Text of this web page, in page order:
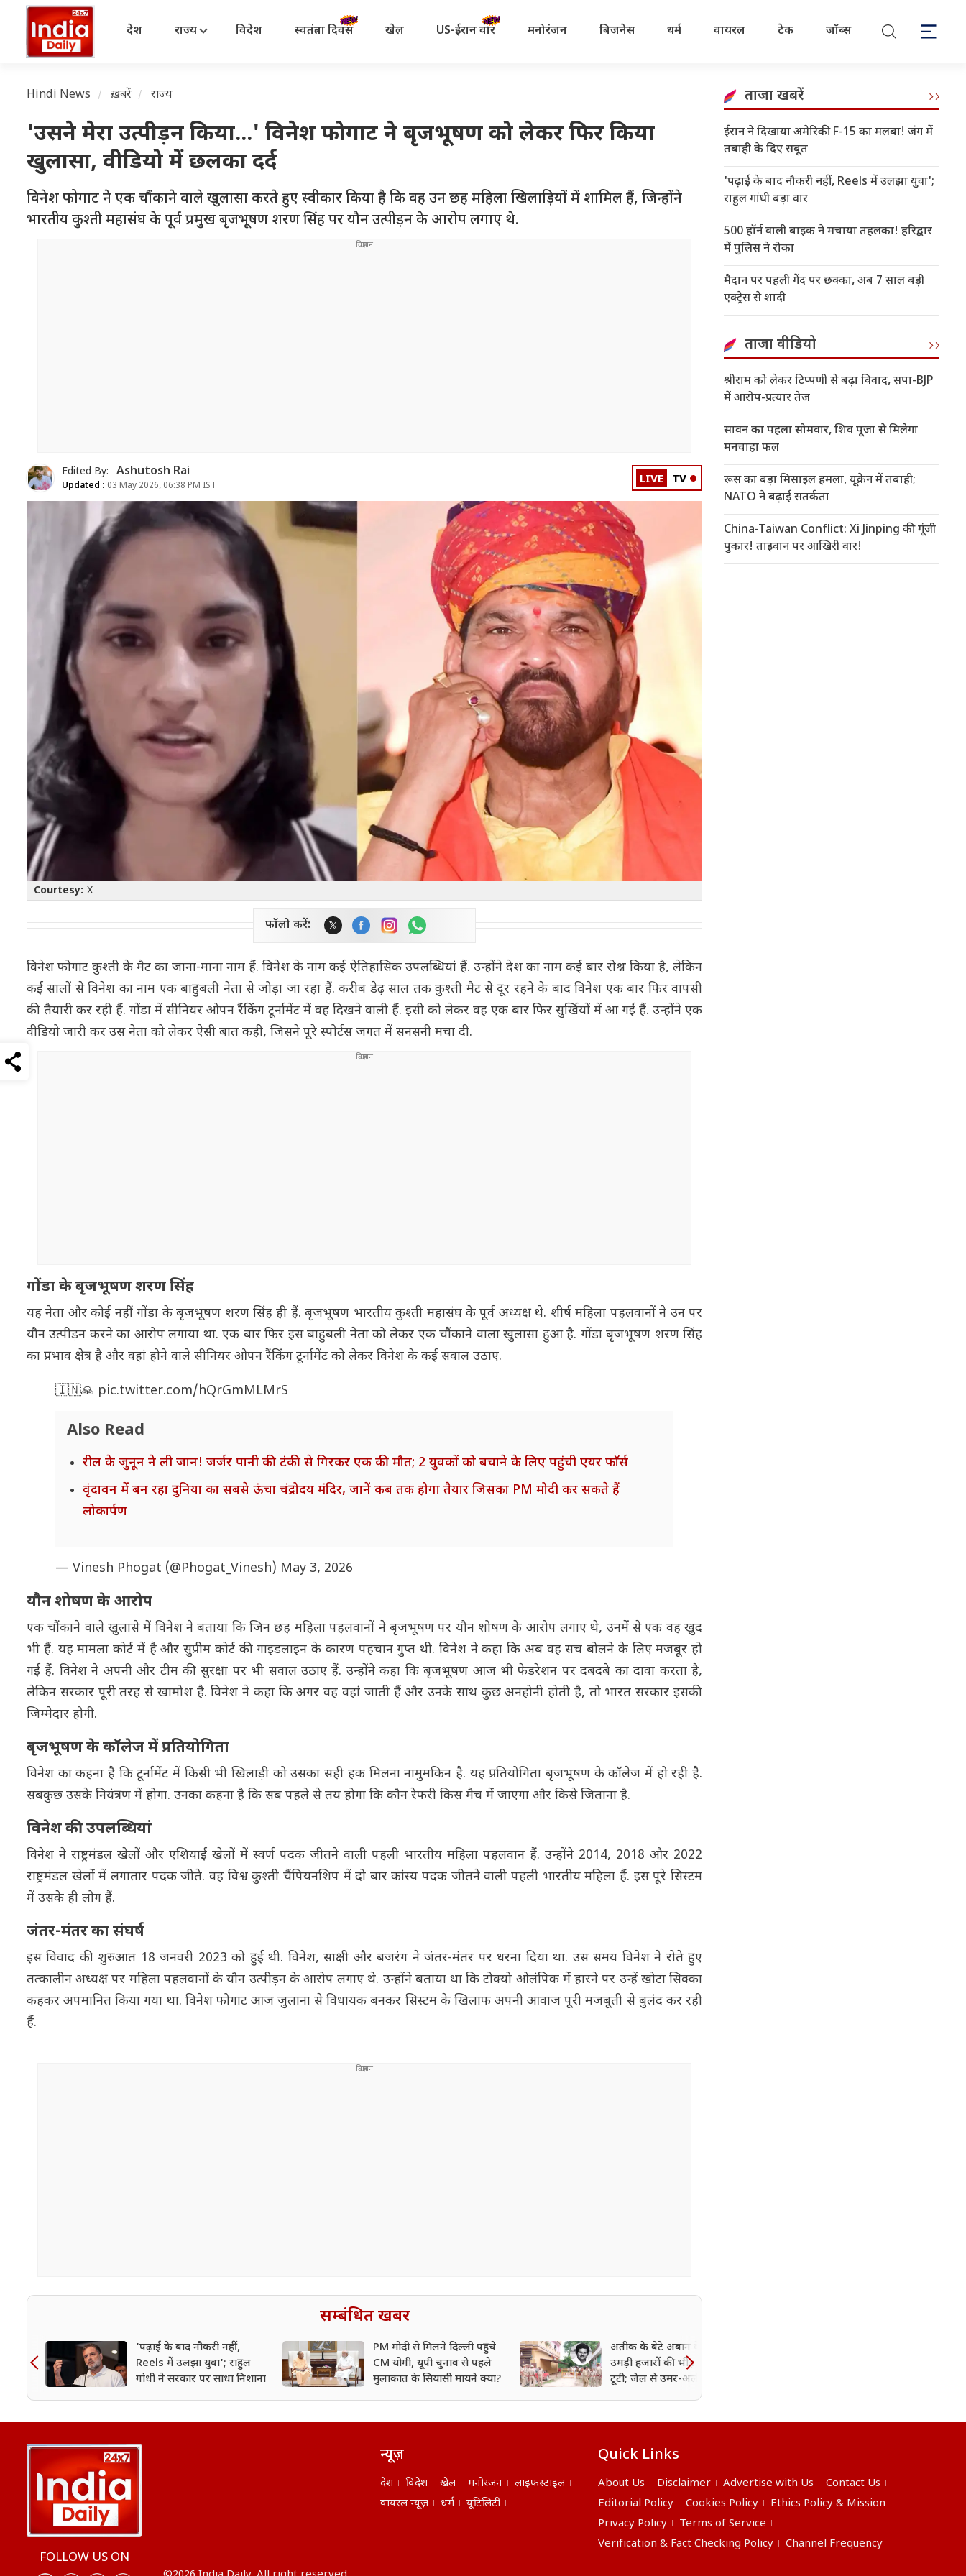
देश राज्य विदेश स्वतंत्रता दिवस खेल US-ईरान वॉर मनोरंजन बिजनेस धर्म वायरल टेक जॉब्स
Hindi News ख़बरें राज्य
'उसने मेरा उत्पीड़न किया...' विनेश फोगाट ने बृजभूषण को लेकर फिर किया
खुलासा, वीडियो में छलका दर्द
विनेश फोगाट ने एक चौंकाने वाले खुलासा करते हुए स्वीकार किया है कि वह उन छह महिला खिलाड़ियों में शामिल हैं, जिन्होंने
भारतीय कुश्ती महासंघ के पूर्व प्रमुख बृजभूषण शरण सिंह पर यौन उत्पीड़न के आरोप लगाए थे.
Edited By: Ashutosh Rai
Updated : 03 May 2026, 06:38 PM IST LIVE TV
Courtesy: X
फॉलो करें:
विनेश फोगाट कुश्ती के मैट का जाना-माना नाम हैं. विनेश के नाम कई ऐतिहासिक उपलब्धियां हैं. उन्होंने देश का नाम कई बार रोश्न किया है, लेकिन
कई सालों से विनेश का नाम एक बाहुबली नेता से जोड़ा जा रहा हैं. करीब डेढ़ साल तक कुश्ती मैट से दूर रहने के बाद विनेश एक बार फिर वापसी
की तैयारी कर रही हैं. गोंडा में सीनियर ओपन रैंकिंग टूर्नामेंट में वह दिखने वाली हैं. इसी को लेकर वह एक बार फिर सुर्खियों में आ गईं हैं. उन्होंने एक
वीडियो जारी कर उस नेता को लेकर ऐसी बात कही, जिसने पूरे स्पोर्टस जगत में सनसनी मचा दी.
गोंडा के बृजभूषण शरण सिंह
यह नेता और कोई नहीं गोंडा के बृजभूषण शरण सिंह ही हैं. बृजभूषण भारतीय कुश्ती महासंघ के पूर्व अध्यक्ष थे. शीर्ष महिला पहलवानों ने उन पर
यौन उत्पीड़न करने का आरोप लगाया था. एक बार फिर इस बाहुबली नेता को लेकर एक चौंकाने वाला खुलासा हुआ है. गोंडा बृजभूषण शरण सिंह
का प्रभाव क्षेत्र है और वहां होने वाले सीनियर ओपन रैंकिंग टूर्नामेंट को लेकर विनेश के कई सवाल उठाए.
🇮🇳🙏 pic.twitter.com/hQrGmMLMrS
Also Read
रील के जुनून ने ली जान! जर्जर पानी की टंकी से गिरकर एक की मौत; 2 युवकों को बचाने के लिए पहुंची एयर फाॅर्स
वृंदावन में बन रहा दुनिया का सबसे ऊंचा चंद्रोदय मंदिर, जानें कब तक होगा तैयार जिसका PM मोदी कर सकते हैं
लोकार्पण
— Vinesh Phogat (@Phogat_Vinesh) May 3, 2026
यौन शोषण के आरोप
एक चौंकाने वाले खुलासे में विनेश ने बताया कि जिन छह महिला पहलवानों ने बृजभूषण पर यौन शोषण के आरोप लगाए थे, उनमें से एक वह खुद
भी हैं. यह मामला कोर्ट में है और सुप्रीम कोर्ट की गाइडलाइन के कारण पहचान गुप्त थी. विनेश ने कहा कि अब वह सच बोलने के लिए मजबूर हो
गई हैं. विनेश ने अपनी और टीम की सुरक्षा पर भी सवाल उठाए हैं. उन्होंने कहा कि बृजभूषण आज भी फेडरेशन पर दबदबे का दावा करता है,
लेकिन सरकार पूरी तरह से खामोश है. विनेश ने कहा कि अगर वह वहां जाती हैं और उनके साथ कुछ अनहोनी होती है, तो भारत सरकार इसकी
जिम्मेदार होगी.
बृजभूषण के कॉलेज में प्रतियोगिता
विनेश का कहना है कि टूर्नामेंट में किसी भी खिलाड़ी को उसका सही हक मिलना नामुमकिन है. यह प्रतियोगिता बृजभूषण के कॉलेज में हो रही है.
सबकुछ उसके नियंत्रण में होगा. उनका कहना है कि सब पहले से तय होगा कि कौन रेफरी किस मैच में जाएगा और किसे जिताना है.
विनेश की उपलब्धियां
विनेश ने राष्ट्रमंडल खेलों और एशियाई खेलों में स्वर्ण पदक जीतने वाली पहली भारतीय महिला पहलवान हैं. उन्होंने 2014, 2018 और 2022
राष्ट्रमंडल खेलों में लगातार पदक जीते. वह विश्व कुश्ती चैंपियनशिप में दो बार कांस्य पदक जीतने वाली पहली भारतीय महिला हैं. इस पूरे सिस्टम
में उसके ही लोग हैं.
जंतर-मंतर का संघर्ष
इस विवाद की शुरुआत 18 जनवरी 2023 को हुई थी. विनेश, साक्षी और बजरंग ने जंतर-मंतर पर धरना दिया था. उस समय विनेश ने रोते हुए
तत्कालीन अध्यक्ष पर महिला पहलवानों के यौन उत्पीड़न के आरोप लगाए थे. उन्होंने बताया था कि टोक्यो ओलंपिक में हारने पर उन्हें खोटा सिक्का
कहकर अपमानित किया गया था. विनेश फोगाट आज जुलाना से विधायक बनकर सिस्टम के खिलाफ अपनी आवाज पूरी मजबूती से बुलंद कर रही
हैं.
सम्बंधित खबर
'पढ़ाई के बाद नौकरी नहीं,
Reels में उलझा युवा'; राहुल
गांधी ने सरकार पर साधा निशाना
PM मोदी से मिलने दिल्ली पहुंचे
CM योगी, यूपी चुनाव से पहले
मुलाकात के सियासी मायने क्या?
अतीक के बेटे अबान के जनाजे में
उमड़ी हजारों की भीड़, बैरिकेडिंग
टूटी; जेल से उमर-अली भी पहुंचे
ताजा खबरें
ईरान ने दिखाया अमेरिकी F-15 का मलबा! जंग में
तबाही के दिए सबूत
'पढ़ाई के बाद नौकरी नहीं, Reels में उलझा युवा';
राहुल गांधी बड़ा वार
500 हॉर्न वाली बाइक ने मचाया तहलका! हरिद्वार
में पुलिस ने रोका
मैदान पर पहली गेंद पर छक्का, अब 7 साल बड़ी
एक्ट्रेस से शादी
ताजा वीडियो
श्रीराम को लेकर टिप्पणी से बढ़ा विवाद, सपा-BJP
में आरोप-प्रत्यार तेज
सावन का पहला सोमवार, शिव पूजा से मिलेगा
मनचाहा फल
रूस का बड़ा मिसाइल हमला, यूक्रेन में तबाही;
NATO ने बढ़ाई सतर्कता
China-Taiwan Conflict: Xi Jinping की गूंजी
पुकार! ताइवान पर आखिरी वार!
FOLLOW US ON
न्यूज़
देश विदेश खेल मनोरंजन
लाइफस्टाइल
वायरल न्यूज़
धर्म यूटिलिटी
Quick Links
About Us Disclaimer Advertise with Us
Contact Us
Editorial Policy
Cookies Policy
Ethics Policy & Mission
Privacy Policy
Terms of Service
Verification & Fact Checking Policy
Channel Frequency